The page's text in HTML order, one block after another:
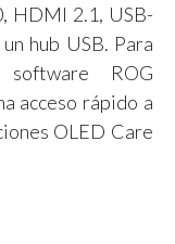
HDMI 2.1, USB-
hub USB. Para
ROG
acceso rápido a
OLED Care